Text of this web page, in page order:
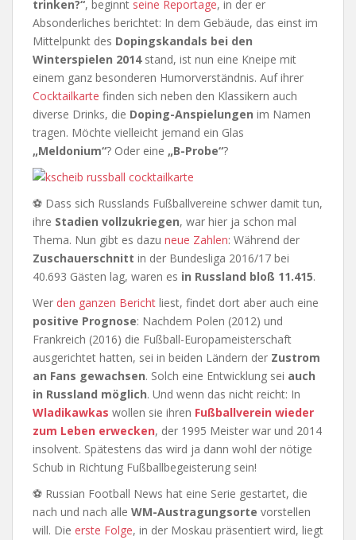
trinken?“, beginnt seine Reportage, in der er
Absonderliches berichtet: In dem Gebäude, das einst im
Mittelpunkt des Dopingskandals bei den
Winterspielen 2014stand, ist nun eine Kneipe mit
einem ganz besonderen Humorverständnis. Auf ihrer
Cocktailkarte finden sich neben den Klassikern auch
diverse Drinks, die Doping-Anspielungen im Namen
tragen. Möchte vielleicht jemand ein Glas
„Meldonium“? Oder eine „B-Probe“?
⚽ Dass sich Russlands Fußballvereine schwer damit tun,
ihre Stadien vollzukriegen, war hier ja schon mal
Thema. Nun gibt es dazu neue Zahlen: Während der
Zuschauerschnitt in der Bundesliga 2016/17 bei
40.693 Gästen lag, waren es in Russland bloß 11.415.
Wer den ganzen Bericht liest, findet dort aber auch eine
positive Prognose: Nachdem Polen (2012) und
Frankreich (2016) die Fußball-Europameisterschaft
ausgerichtet hatten, sei in beiden Ländern der Zustrom
an Fans gewachsen. Solch eine Entwicklung sei auch
in Russland möglich. Und wenn das nicht reicht: In
Wladikawkas wollen sie ihren Fußballverein wieder
zum Leben erwecken, der 1995 Meister war und 2014
insolvent. Spätestens das wird ja dann wohl der nötige
Schub in Richtung Fußballbegeisterung sein!
⚽ Russian Football News hat eine Serie gestartet, die
nach und nach alle WM-Austragungsorte vorstellen
will. Die erste Folge, in der Moskau präsentiert wird, liegt